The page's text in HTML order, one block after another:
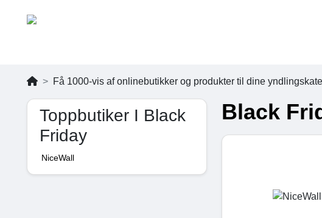
Få 1000-vis af onlinebutikker og produkter til dine
Toppbutiker I Black
Friday
NiceWall
Black